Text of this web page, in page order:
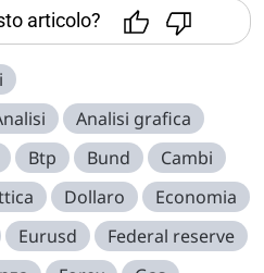
articolo?
Analisi grafica
Btp Bund
Cambi
Dollaro
Economia
Eurusd
Federal reserve